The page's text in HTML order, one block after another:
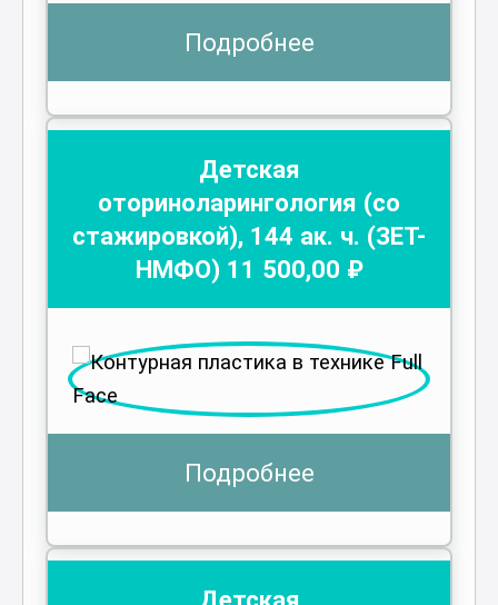
Подробнее
Детская
оториноларингология (со
стажировкой), 144 ак. ч. (ЗЕТ-
НМФО) 11 500,00 ₽
Подробнее